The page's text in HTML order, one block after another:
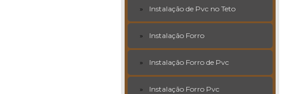
Instalação de Pvc no Teto
Instalação Forro
Instalação Forro de Pvc
Instalação Forro Pvc